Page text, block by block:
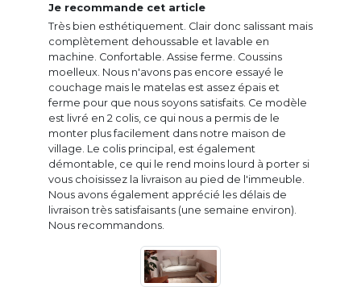
Je recommande cet article
Très bien esthétiquement. Clair donc salissant mais
complètement dehoussable et lavable en
machine. Confortable. Assise ferme. Coussins
moelleux. Nous n'avons pas encore essayé le
couchage mais le matelas est assez épais et
ferme pour que nous soyons satisfaits. Ce modèle
est livré en 2 colis, ce qui nous a permis de le
monter plus facilement dans notre maison de
village. Le colis principal, est également
démontable, ce qui le rend moins lourd à porter si
vous choisissez la livraison au pied de l'immeuble.
Nous avons également apprécié les délais de
livraison très satisfaisants (une semaine environ).
Nous recommandons.